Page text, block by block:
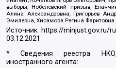
выборы, Нобелевский призыв,
Алина Александровна, Григорьев
Эмилевна, Хисамова Регина Фаритовна
Источник: https://minjust.gov.ru/
03.12.2021
* Сведения реестра
иностранного агента: